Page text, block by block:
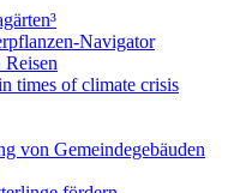
Navigator
times of climate crisis
von Gemeindegebäuden